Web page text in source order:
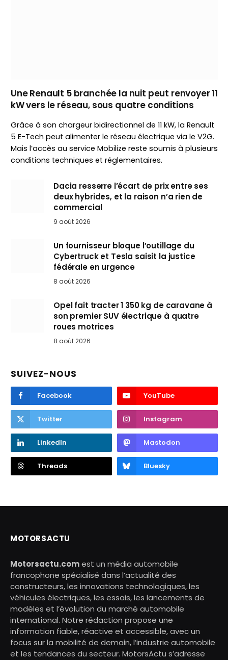
Une Renault 5 branchée la nuit peut renvoyer 11
kW vers le réseau, sous quatre conditions
Grâce à son chargeur bidirectionnel de 11 kW, la Renault
5 E-Tech peut alimenter le réseau électrique via le V2G.
Mais l’accès au service Mobilize reste soumis à plusieurs
conditions techniques et réglementaires.
Dacia resserre l’écart de prix entre ses
deux hybrides, et la raison n’a rien de
commercial
9 août 2026
Un fournisseur bloque l’outillage du
Cybertruck et Tesla saisit la justice
fédérale en urgence
8 août 2026
Opel fait tracter 1 350 kg de caravane à
son premier SUV électrique à quatre
roues motrices
8 août 2026
SUIVEZ-NOUS
Facebook YouTube
Twitter Instagram
LinkedIn Mastodon
Threads Bluesky
MOTORSACTU
Motorsactu.comest un média automobile
francophone spécialisé dans l’actualité des
constructeurs, les innovations technologiques, les
véhicules électriques, les essais, les lancements de
modèles et l’évolution du marché automobile
international. Notre rédaction propose une
information fiable, réactive et accessible, avec un
focus sur la mobilité de demain, l’industrie automobile
et les tendances du secteur. MotorsActu s’adresse